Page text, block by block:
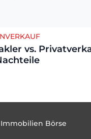
vs.
Börse